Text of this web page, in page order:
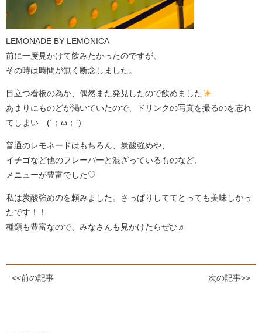
LEMONADE BY LEMONICA
前に一度見かけて飲みたかったのですが、
その時は時間が無く断念しました。
目立つ看板の為か、偶然また発見したので飲めました
あまりにものどが渇いていたので、ドリンクの写真を撮るのを忘れ
てしまい…(´；ω；`)
普通のレモネードはもちろん、炭酸強めや、
イチゴなど他のフレーバーと混ざっているものなど、
メニューが豊富でした♡
私は炭酸強めのを頼みました。さっぱりしててとっても美味しかっ
たです！！
種類も豊富なので、みなさんも見かけたらぜひ♬
<<前の記事 次の記事>>